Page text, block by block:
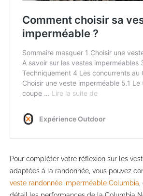
Pour compléter votre réflexion sur les
adaptées à la randonnée, vous pouvez
veste randonnée imperméable Columbia